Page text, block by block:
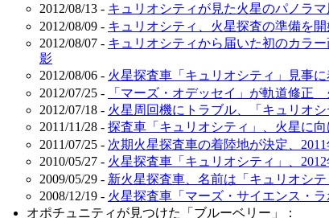
2012/08/13 - キュリオシティが見た火星のパノラ
2012/08/09 - キュリオシティ、火星探査の準備を開
2012/08/07 - キュリオシティから届いた初のカラ
影
2012/08/06 - 火星探査車「キュリオシティ」見事
2012/07/25 -
「マーズ・オデッセイ」が軌道修正
2012/07/18 - 火星周回機にトラブル、「キュリオ
2011/11/28 - 探査車「キュリオシティ」、火星に
2011/07/25 - 次期火星探査車の着陸地が決定、
2010/05/27 - 火星探査車「キュリオシティ」、
2009/05/29 - 新火星探査車、名前は「キュリオシテ
2008/12/19 - 火星探査車「マーズ・サイエンス・
オポチュニティが見つけた「ブルーベリー」：